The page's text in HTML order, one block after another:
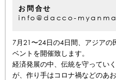
お問合せ
info@dacco-
7月21〜24日の4日間、アジアの
ベントを開催致します。
経済発展の中、伝統を守ってい
が、作り手はコロナ禍などのあ